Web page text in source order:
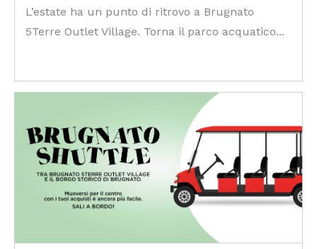
L’estate ha un punto di ritrovo a Brugnato
5Terre Outlet Village. Torna il parco acquatico...